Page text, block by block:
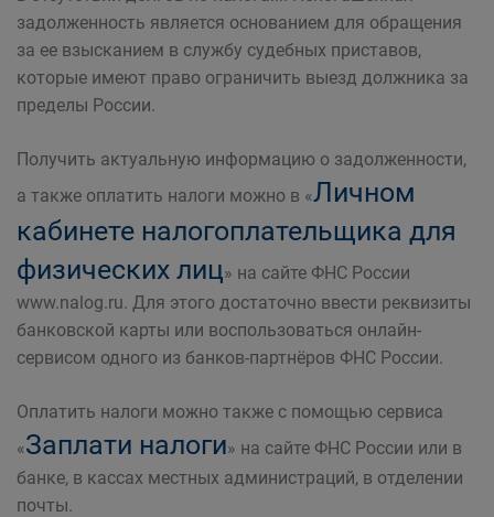
задолженность является основанием для обращения
за ее взысканием в службу судебных приставов,
которые имеют право ограничить выезд должника за
пределы России.
Получить актуальную информацию о задолженности,
а также оплатить налоги можно в «Личном
кабинете налогоплательщика для
физических лиц» на сайте ФНС России
www.nalog.ru. Для этого достаточно ввести реквизиты
банковской карты или воспользоваться онлайн-
сервисом одного из банков-партнёров ФНС России.
Оплатить налоги можно также с помощью сервиса
«Заплати налоги» на сайте ФНС России или в
банке, в кассах местных администраций, в отделении
почты.